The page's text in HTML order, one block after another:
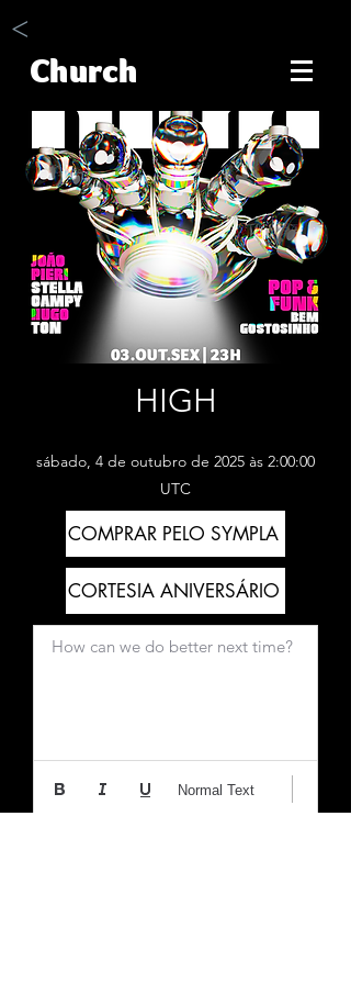
<
Church
HIGH
sábado, 4 de outubro de 2025 às 2:00:00
UTC
COMPRAR PELO SYMPLA
CORTESIA ANIVERSÁRIO
How can we do better next time?
Normal Text